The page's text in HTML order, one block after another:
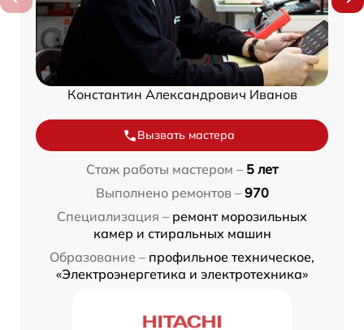
Константин Александрович Иванов
Вызвать мастера
Стаж работы мастером – 5 лет
Выполнено ремонтов – 970
Специализация – ремонт морозильных
камер и стиральных машин
Образование – профильное техническое,
«Электроэнергетика и электротехника»